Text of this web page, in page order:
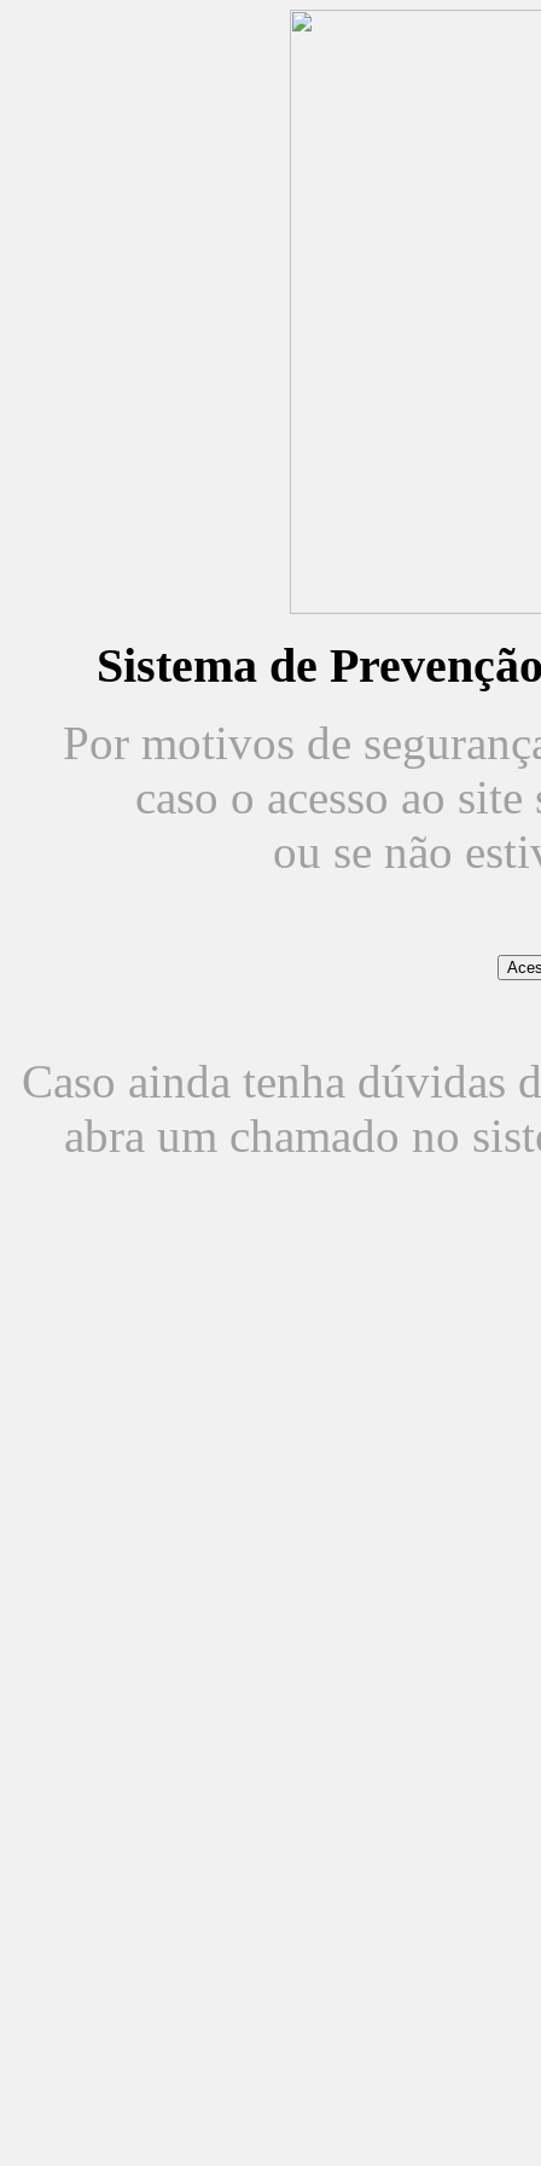
Sistema de
Por motivos de
caso o acesso ao
ou se não
Caso ainda tenha dúvidas
abra um chamado no